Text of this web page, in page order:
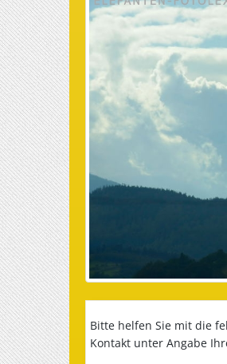
Bitte helfen Sie mit die
Kontakt unter Angabe